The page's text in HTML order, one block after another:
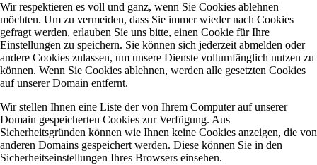
Wir respektieren es voll und ganz, wenn Sie Cookies ablehnen
möchten. Um zu vermeiden, dass Sie immer wieder nach Cookies
gefragt werden, erlauben Sie uns bitte, einen Cookie für Ihre
Einstellungen zu speichern. Sie können sich jederzeit abmelden oder
andere Cookies zulassen, um unsere Dienste vollumfänglich nutzen zu
können. Wenn Sie Cookies ablehnen, werden alle gesetzten Cookies
auf unserer Domain entfernt.
Wir stellen Ihnen eine Liste der von Ihrem Computer auf unserer
Domain gespeicherten Cookies zur Verfügung. Aus
Sicherheitsgründen können wie Ihnen keine Cookies anzeigen, die von
anderen Domains gespeichert werden. Diese können Sie in den
Sicherheitseinstellungen Ihres Browsers einsehen.